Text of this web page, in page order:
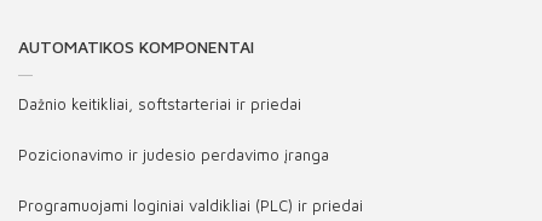
AUTOMATIKOS KOMPONENTAI
Dažnio keitikliai, softstarteriai ir priedai
Pozicionavimo ir judesio perdavimo įranga
Programuojami loginiai valdikliai (PLC) ir priedai